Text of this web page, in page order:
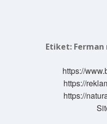
Etiket: Ferman
https://
https://
https://